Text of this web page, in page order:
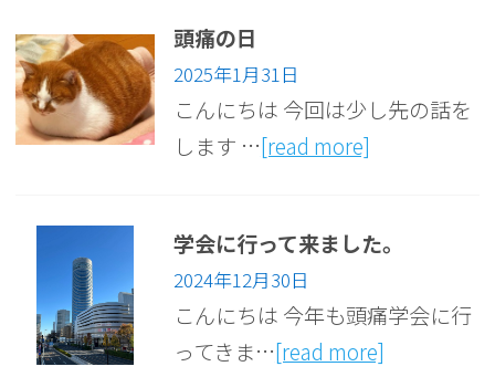
頭痛の日
2025年1月31日
こんにちは 今回は少し先の話を
します …[read more]
学会に行って来ました。
2024年12月30日
こんにちは 今年も頭痛学会に行
ってきま…[read more]